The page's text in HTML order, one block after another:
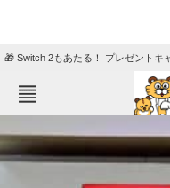
🎁 Switch 2もあたる！ プレゼントキ
TOP